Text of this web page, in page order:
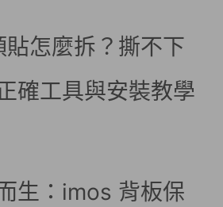
怎麼拆？撕不下
確工具與安裝教學
生：imos 背板保